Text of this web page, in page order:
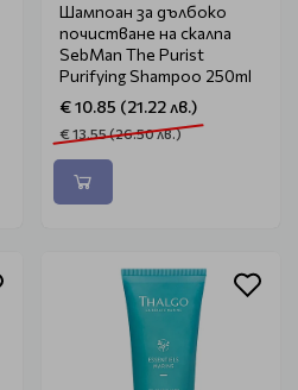
Шампоан за дълбоко
почистване на скалпa
SebMan The Purist
Purifying Shampoo 250ml
€ 10.85 (21.22 лв.)
€ 13.55 (26.50 лв.)